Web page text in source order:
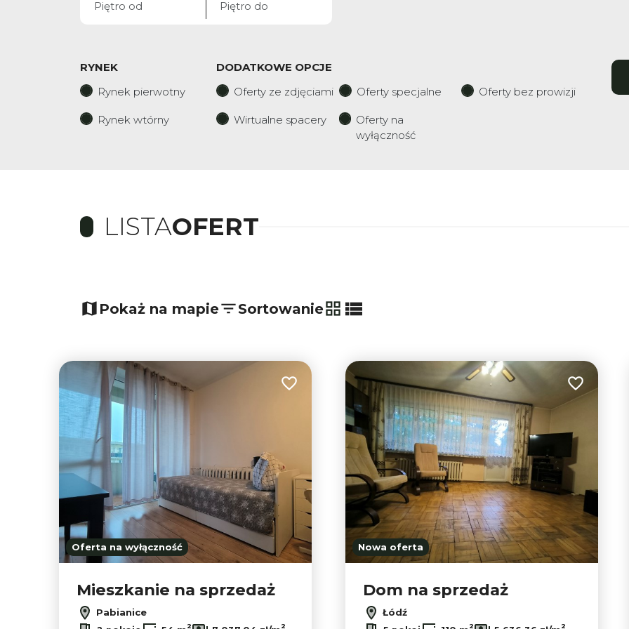
RYNEK
Rynek pierwotny
Rynek wtórny
DODATKOWE OPCJE
Oferty ze zdjęciami
Oferty specjalne Oferty bez prowizji
Wirtualne spacery
Oferty na
wyłączność
LISTAOFERT
2
9
−Pokaż na mapie Sortowanie
tabela
lista
Oferta na wyłączność
Dodaj do ulubionych
Mieszkanie na sprzedaż
Pabianice
2 2
Nowa oferta
Dodaj do
Dom na sprzedaż
Łódź
2 2